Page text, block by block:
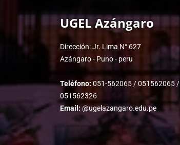
UGEL Azángaro
Dirección: Jr. Lima N° 627
Azángaro - Puno - peru
Teléfono: 051-562065 / 051562065 /
051562326
Email:@ugelazangaro.edu.pe